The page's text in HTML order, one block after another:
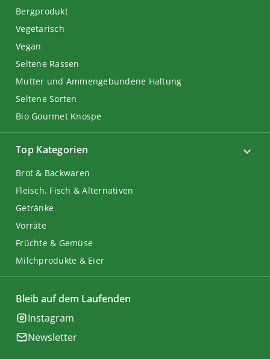
Top Kategorien
Brot & Backwaren
Fleisch, Fisch & Alternativen
Getränke
Vorräte
Früchte & Gemüse
Milchprodukte & Eier
Bergprodukt
Vegetarisch
Vegan
Seltene Rassen
Mutter und Ammengebundene Haltung
Seltene Sorten
Bio Gourmet Knospe
Bleib auf dem Laufenden
Instagram
Newsletter